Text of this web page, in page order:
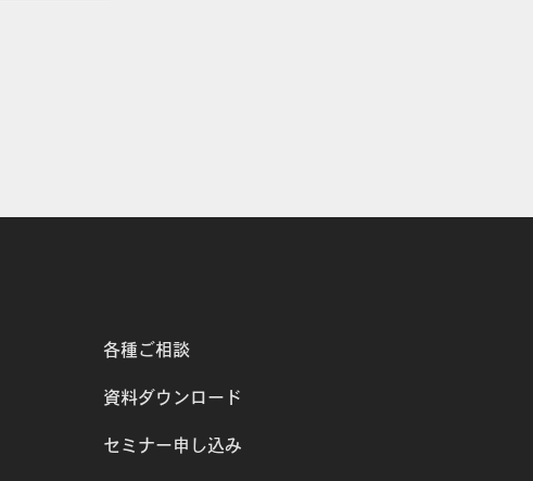
各種ご相談
資料ダウンロード
セミナー申し込み